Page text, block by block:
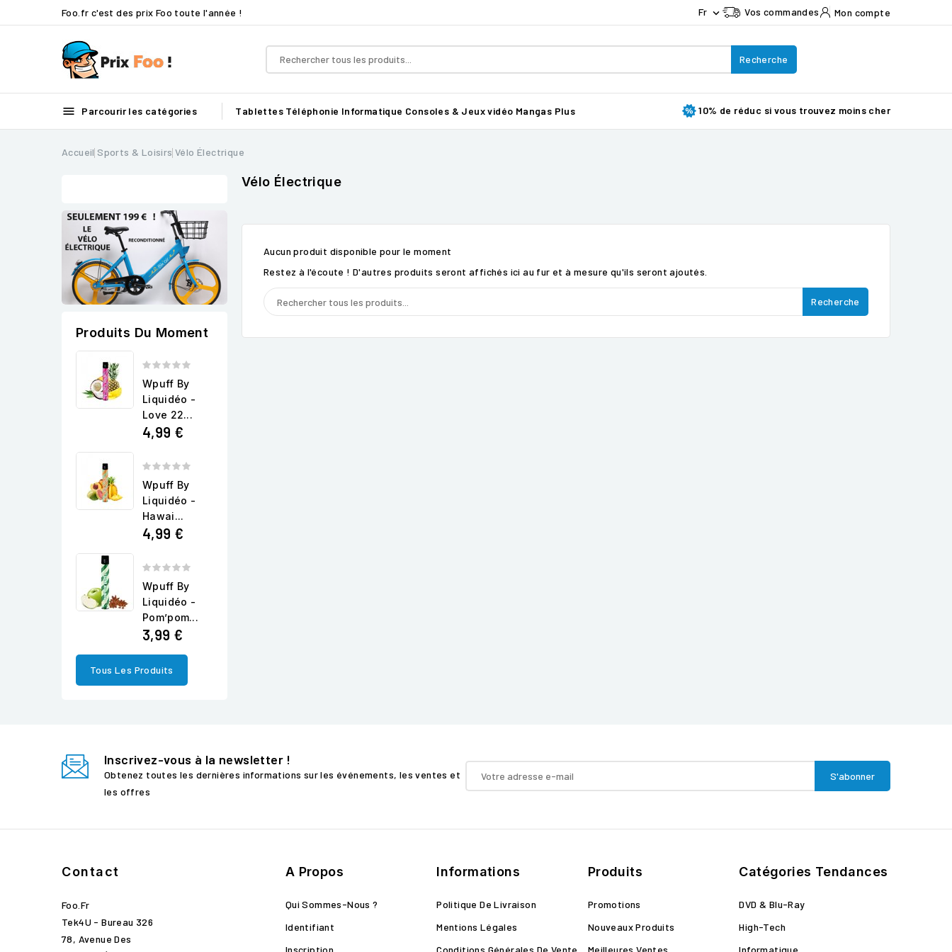
Foo.fr c'est des prix Foo toute l'année ! Fr  Vos commandes Mon compte
Recherche
 Parcourir les catégories Tablettes Téléphonie Informatique Consoles & Jeux vidéo Mangas Plus 10% de réduc si vous trouvez moins cher
Accueil Sports & Loisirs Vélo Électrique
Produits Du Moment
Wpuff By
Liquidéo -
Love 22...
4,99 €
Wpuff By
Liquidéo -
Hawai...
4,99 €
Wpuff By
Liquidéo -
Pom’pom...
3,99 €
Tous Les Produits
Vélo Électrique
Aucun produit disponible pour le moment
Restez à l'écoute ! D'autres produits seront affichés ici au fur et à mesure qu'ils seront ajoutés.
Recherche
Inscrivez-vous à la newsletter !
Obtenez toutes les dernières informations sur les événements, les ventes et
les offres
Contact
Foo.fr
Tek4U - Bureau 326
78, Avenue Des
A Propos
Qui Sommes-Nous ?
Identifiant
Inscription
Informations
Politique De Livraison
Mentions Légales
Conditions Générales De Vente
Produits
Promotions
Nouveaux Produits
Meilleures Ventes
Catégories Tendances
DVD & Blu-Ray
High-Tech
Informatique